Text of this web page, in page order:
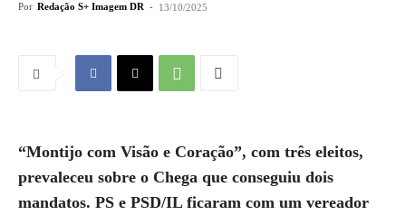
Por Redação S+ Imagem DR - 13/10/2025
“Montijo com Visão e Coração”, com três eleitos,
prevaleceu sobre o Chega que conseguiu dois
mandatos. PS e PSD/IL ficaram com um vereador